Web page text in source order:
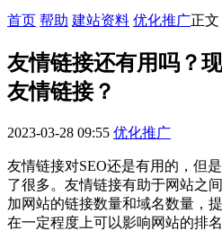
首页 帮助 建站资料 优化推广正文
友情链接还有用吗？
友情链接？
2023-03-28 09:55 优化推广
友情链接对SEO还是有用的，但
了很多。友情链接有助于网站之
加网站的链接数量和域名数量，
在一定程度上可以影响网站的排